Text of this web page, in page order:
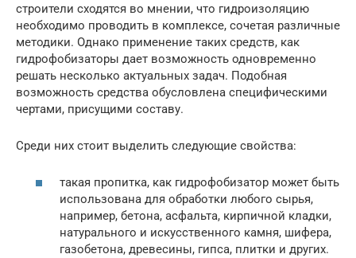
строители сходятся во мнении, что гидроизоляцию
необходимо проводить в комплексе, сочетая различные
методики. Однако применение таких средств, как
гидрофобизаторы дает возможность одновременно
решать несколько актуальных задач. Подобная
возможность средства обусловлена специфическими
чертами, присущими составу.
Среди них стоит выделить следующие свойства:
такая пропитка, как гидрофобизатор может быть
использована для обработки любого сырья,
например, бетона, асфальта, кирпичной кладки,
натурального и искусственного камня, шифера,
газобетона, древесины, гипса, плитки и других.